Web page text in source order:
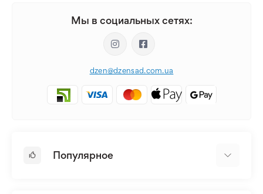
Мы в социальных сетях:
dzen@dzensad.com.ua
Популярное